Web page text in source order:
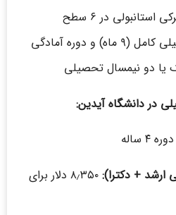
ترکی استانبولی در ۶ سطح
مختلف تا یک سال تحصیلی کامل (۹ ماه) و دوره آمادگی
یا دو نیمسال تحصیلی
در دانشگاه آیدین:
ارشد + دکترا):
۸٫۳۵۰ دلار برای